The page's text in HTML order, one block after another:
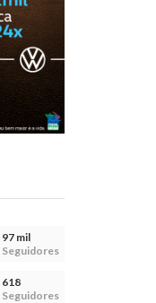
97 mil
Seguidores
618
Seguidores